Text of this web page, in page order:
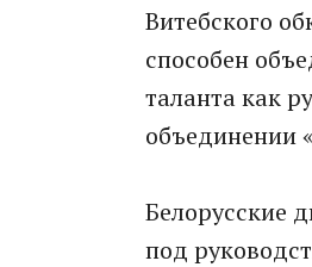
Витебского
способен
таланта как
объединении
Белорусские
под